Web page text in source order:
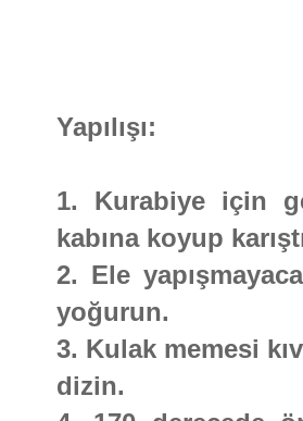
Yapılışı:
1. Kurabiye için
kabına koyup
2. Ele
yoğurun.
3. Kulak memesi
dizin.